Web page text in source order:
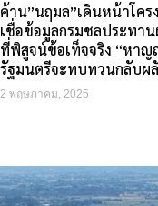
ค้าน”นฤมล”เดินหน้าโค
เชื่อข้อมูลกรมชลประทา
ที่พิสูจน์ข้อเท็จจริง “หา
รัฐมนตรีจะทบทวนกลับผ
2 พฤษภาคม, 2025